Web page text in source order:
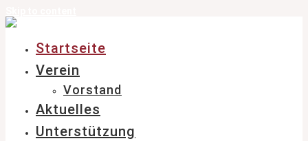
Startseite
Verein
Vorstand
Aktuelles
Unterstützung